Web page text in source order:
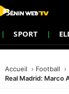
SPORT
Accueil
Football
Real Madrid: Marco